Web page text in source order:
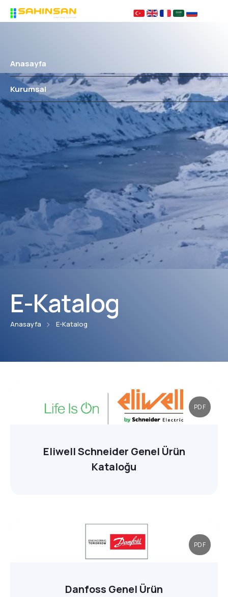
Anasayfa
Kurumsal
Hakkımızda
Çözüm Ortaklarımız
KVKK
Ürünler
E-Katalog
Anasayfa E-Katalog
PDF
Eliwell Schneider Genel Ürün
Kataloğu
PDF
Danfoss Genel Ürün